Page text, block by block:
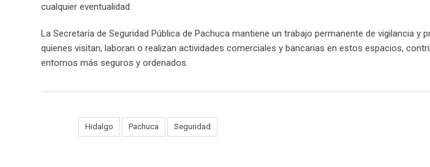
cualquier eventualidad.
La Secretaría de Seguridad Pública de Pachuca mantiene un trabajo permanente de vigilancia y
quienes visitan, laboran o realizan actividades comerciales y bancarias en estos espacios,
entornos más seguros y ordenados.
Hidalgo Pachuca Seguridad